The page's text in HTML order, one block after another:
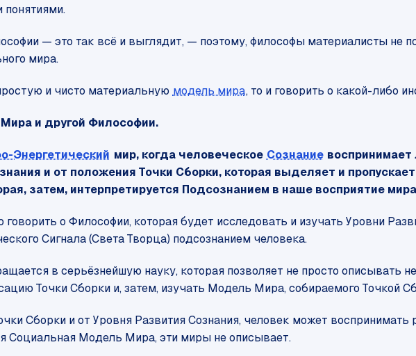
— это так всё и выглядит, — поэтому, философы материалисты не
мира.
и чисто материальную модель мира, то и говорить о какой-либо
и другой Философии.
Энергетический мир, когда человеческое Сознание
и от положения Точки Сборки, которая выделяет и
затем, интерпретируется Подсознанием в наше восприятие
о Философии, которая будет исследовать и изучать Уровни
Сигнала (Света Творца) подсознанием человека.
в серьёзнейшую науку, которая позволяет не просто
Точки Сборки и, затем, изучать Модель Мира, собираемого Точкой
Сборки и от Уровня Развития Сознания, человек может
Социальная Модель Мира, эти миры не описывает.